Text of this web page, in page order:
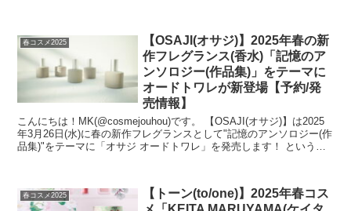
春コスメ2025
【OSAJI(オサジ)】2025年春の新
作フレグランス(香水)「記憶のア
ンソロジー(作品集)」をテーマに
オードトワレが新登場【予約/発
売情報】
こんにちは！MK(@cosmejouhou)です。 【OSAJI(オサジ)】は2025
年3月26日(水)に春の新作フレグランスとして"記憶のアンソロジー(作
品集)"をテーマに「オサジ オードトワレ」を発売します！ というこ
春コスメ2025
【トーン(to/one)】2025年春コス